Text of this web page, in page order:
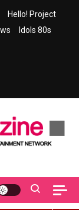
Hello! Project
Idols 80s